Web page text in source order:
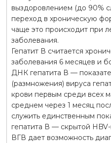
выздоровлением (до 90%
переход в хроническую
чаще это происходит при
заболевания.
Гепатит В считается
заболевания 6 месяцев и
ДНК гепатита В —
(размножения) вируса
крови первым среди всех
среднем через 1 месяц
служить единственным
гепатита В — скрытой
ВГВ дает возможность